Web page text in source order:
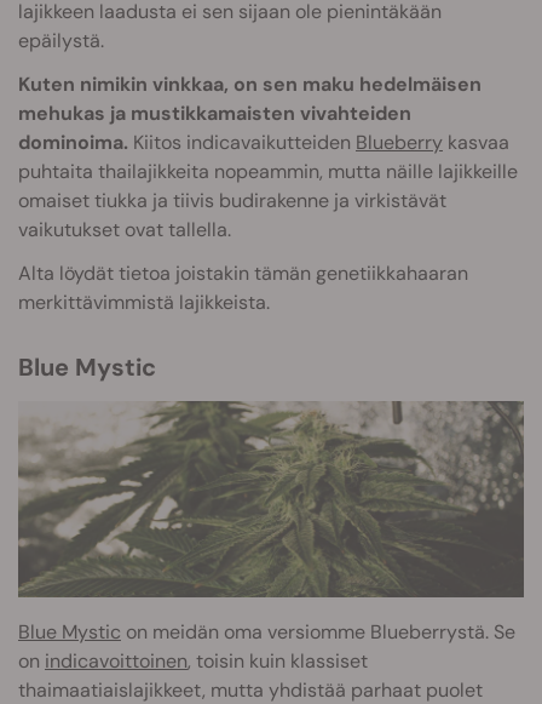
lajikkeen laadusta ei sen sijaan ole pienintäkään
epäilystä.
Kuten nimikin vinkkaa, on sen maku hedelmäisen
mehukas ja mustikkamaisten vivahteiden
dominoima. Kiitos indicavaikutteiden Blueberry kasvaa
puhtaita thailajikkeita nopeammin, mutta näille lajikkeille
omaiset tiukka ja tiivis budirakenne ja virkistävät
vaikutukset ovat tallella.
Alta löydät tietoa joistakin tämän genetiikkahaaran
merkittävimmistä lajikkeista.
Blue Mystic
Blue Mystic on meidän oma versiomme Blueberrystä. Se
on indicavoittoinen, toisin kuin klassiset
thaimaatiaislajikkeet, mutta yhdistää parhaat puolet